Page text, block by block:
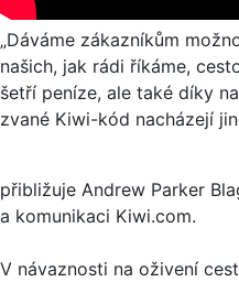
„Dáváme zákazníkům
našich, jak rádi říkáme,
šetří peníze, ale také díky
zvané Kiwi-kód nacházejí
přibližuje Andrew Parker
a komunikaci Kiwi.com.
V návaznosti na oživení